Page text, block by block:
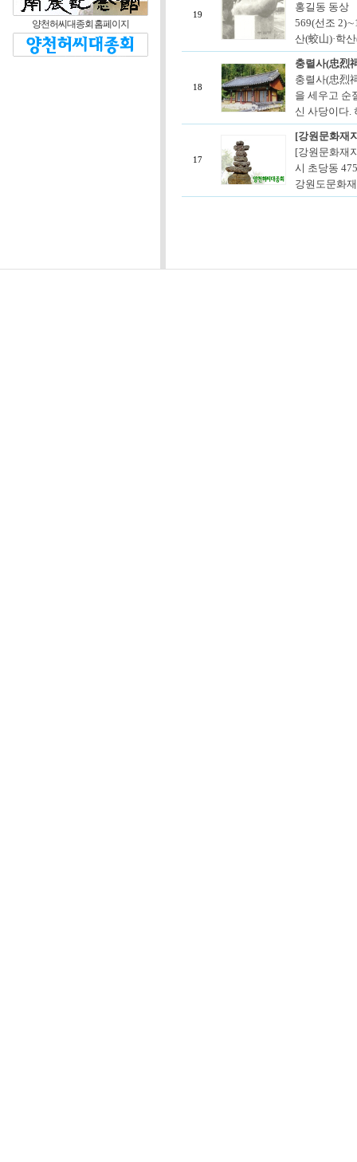
양천허씨대종회 홈페이지
19
홍길동 동상
569(선조
산(蛟山)·학
18
충렬사(忠烈
충렬사(忠烈
을 세우고 순
신 사당이다.
17
[강원문화재
[강원문화재
시 초당동
강원도문화